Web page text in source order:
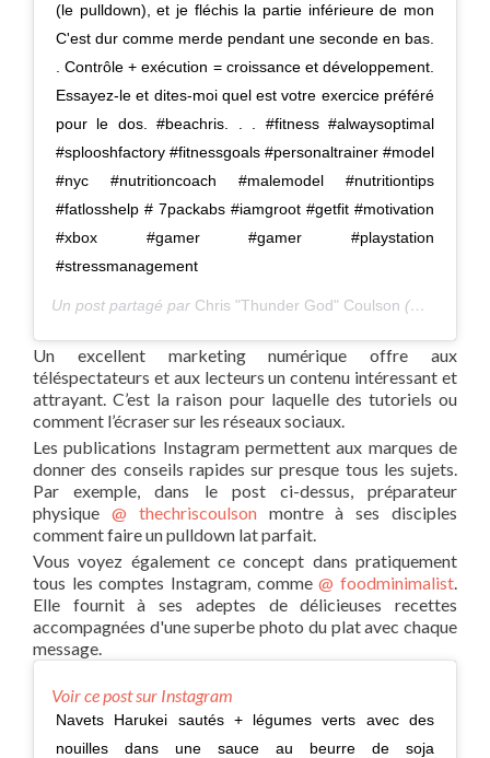
(le pulldown), et je fléchis la partie inférieure de mon
C'est dur comme merde pendant une seconde en bas.
. Contrôle + exécution = croissance et développement.
Essayez-le et dites-moi quel est votre exercice préféré
pour le dos. #beachris. . . #fitness #alwaysoptimal
#splooshfactory #fitnessgoals #personaltrainer #model
#nyc #nutritioncoach #malemodel #nutritiontips
#fatlosshelp # 7packabs #iamgroot #getfit #motivation
#xbox #gamer #gamer #playstation
#stressmanagement
Un post partagé par Chris "Thunder God" Coulson (@thechriscoulson) sur
Un excellent marketing numérique offre aux
téléspectateurs et aux lecteurs un contenu intéressant et
attrayant. C’est la raison pour laquelle des tutoriels ou
comment l’écraser sur les réseaux sociaux.
Les publications Instagram permettent aux marques de
donner des conseils rapides sur presque tous les sujets.
Par exemple, dans le post ci-dessus, préparateur
physique @ thechriscoulsonmontre à ses disciples
comment faire un pulldown lat parfait.
Vous voyez également ce concept dans pratiquement
tous les comptes Instagram, comme@ foodminimalist.
Elle fournit à ses adeptes de délicieuses recettes
accompagnées d'une superbe photo du plat avec chaque
message.
Voir ce post sur Instagram
Navets Harukei sautés + légumes verts avec des
nouilles dans une sauce au beurre de soja